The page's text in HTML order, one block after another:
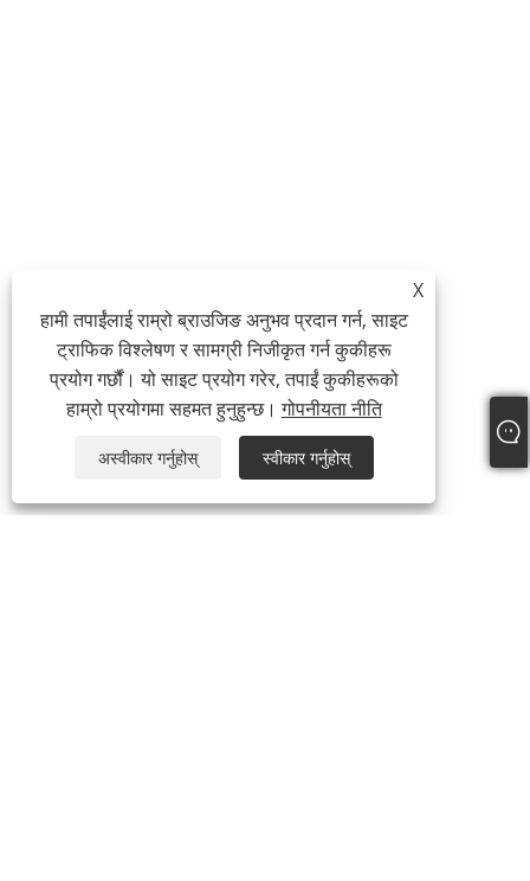
X
हामी तपाईंलाई राम्रो ब्राउजिङ अनुभव प्रदान गर्न, साइट
ट्राफिक विश्लेषण र सामग्री निजीकृत गर्न कुकीहरू
प्रयोग गर्छौं। यो साइट प्रयोग गरेर, तपाईं कुकीहरूको
हाम्रो प्रयोगमा सहमत हुनुहुन्छ।गोपनीयता नीति
अस्वीकार गर्नुहोस् स्वीकार गर्नुहोस्